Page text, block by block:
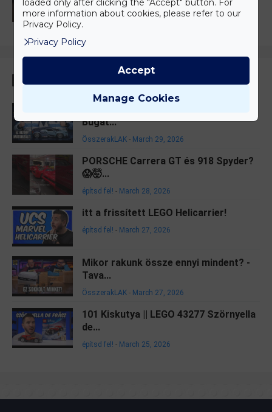
ÖsszerakLAK -October 20, 2024
Legnépszerűbb
Bugat...
ÖsszerakLAK - March 29, 2026
PORSCHE Carrera GT és 918 Spyder?
😱🤯...
építsd fel! - March 28, 2026
itt a frissített LEGO Helicarrier!
építsd fel! - March 27, 2026
Mikor rakunk össze ennyi mindent? -
Tava...
ÖsszerakLAK - March 27, 2026
101 Kiskutya || LEGO 43277 Szörnyella
de...
építsd fel! - March 25, 2026
more information about cookies, please refer to our
Privacy Policy.
Privacy Policy
Manage Cookies
Accept